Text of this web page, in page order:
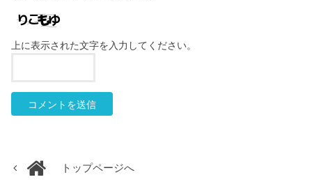
上に表示された文字を入力してください。
トップページへ